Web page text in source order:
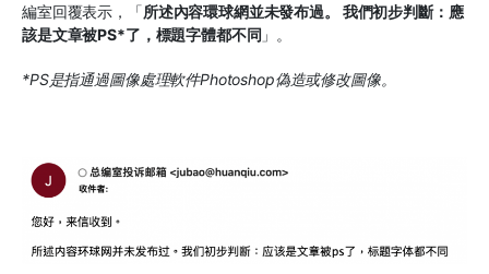
編室回覆表示，「所述內容環球網並未發布過。 我們初步判斷：應
該是文章被PS*了，標題字體都不同 」。
*PS是指通過圖像處理軟件Photoshop偽造或修改圖像。